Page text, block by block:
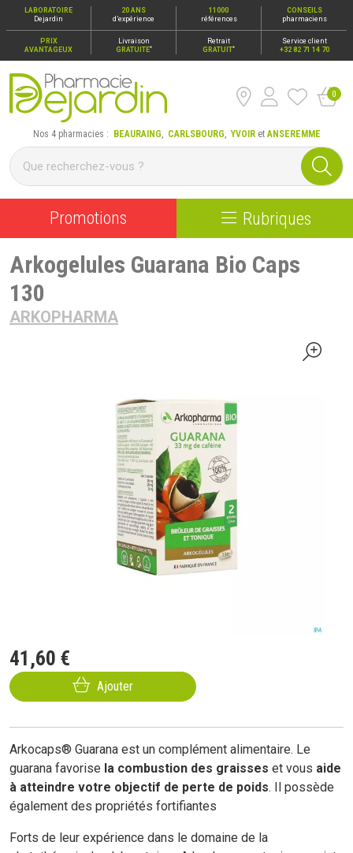
LABORATOIRE
Dejardin
20 ANS
d’expérience
11000
références
CONSEILS
pharmaciens
PRIX
AVANTAGEUX
Livraison
GRATUITE*
Retrait
GRATUIT*
Service client
+32 82 71 14 70
Pharmacie Dejardin Nos 4 pharmacies : Beauraing,
0
Nos 4 pharmacies : BEAURAING, CARLSBOURG,YVOIRetANSEREMME
Promotions Rubriques
Arkogelules Guarana Bio Caps
130
ARKOPHARMA
41 ,60 €
Ajouter
Arkocaps® Guarana est un complément alimentaire. Le
guarana favorise la combustion des graisses et vous aide
à atteindre votre objectif de perte de poids. Il possède
également des propriétés fortifiantes
Forts de leur expérience dans le domaine de la